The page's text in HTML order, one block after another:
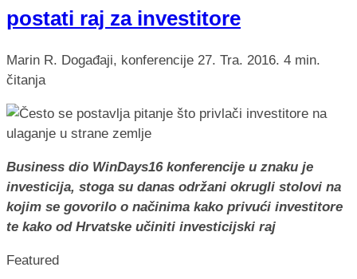
postati raj za investitore
Marin R. Događaji, konferencije 27. Tra. 2016. 4 min.
čitanja
Business dio WinDays16 konferencije u znaku je
investicija, stoga su danas održani okrugli stolovi na
kojim se govorilo o načinima kako privući investitore
te kako od Hrvatske učiniti investicijski raj
Featured